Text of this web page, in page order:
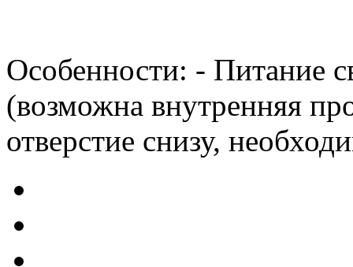
Особенности: - Питание
(возможна внутренняя
отверстие снизу,